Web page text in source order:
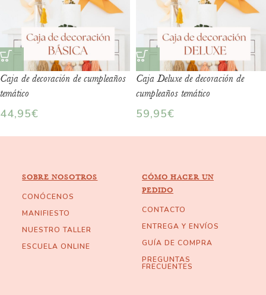
Caja de decoración de cumpleaños
temático
44,95€
Caja Deluxe de decoración de
cumpleaños temático
59,95€
SOBRE NOSOTROS
CONÓCENOS
MANIFIESTO
NUESTRO TALLER
ESCUELA ONLINE
CÓMO HACER UN
PEDIDO
CONTACTO
ENTREGA Y ENVÍOS
GUÍA DE COMPRA
PREGUNTAS
FRECUENTES